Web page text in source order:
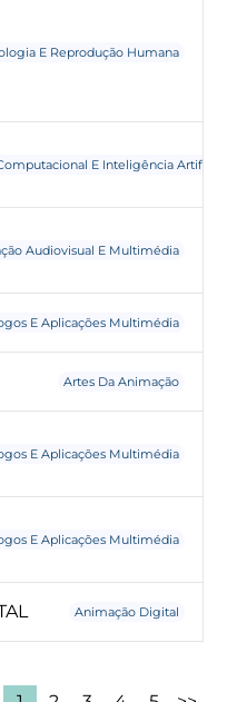
E Reprodução Humana
E Inteligência Artificial
Audiovisual E Multimédia
E Aplicações Multimédia
Artes Da Animação
E Aplicações Multimédia
E Aplicações Multimédia
Animação Digital